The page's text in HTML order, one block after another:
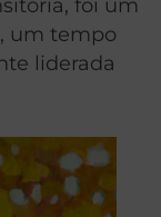
foi um
um tempo
liderada